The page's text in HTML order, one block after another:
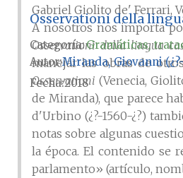
Gabriel Giolito de' Ferrari,
A nosotros nos importa
Osservationi della lingua
manejar las obras de
Osservationi (Venecia,
de Miranda), que parece
d'Urbino (¿?-1560-¿?)
notas sobre algunas
la época. El contenido se
parlamento» (artículo,
Osservationi della
Categoría:Gramáticas,
Autor Miranda, Giovanni (¿?-
Fecha 2018